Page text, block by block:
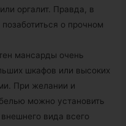
оргалит. Правда, в
о прочном
мансарды очень
шкафов или высоких
При желании и
можно установить
вида всего